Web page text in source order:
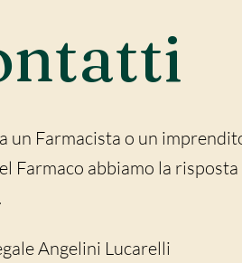
un Farmacista o un
Farmaco abbiamo la
Angelini Lucarelli